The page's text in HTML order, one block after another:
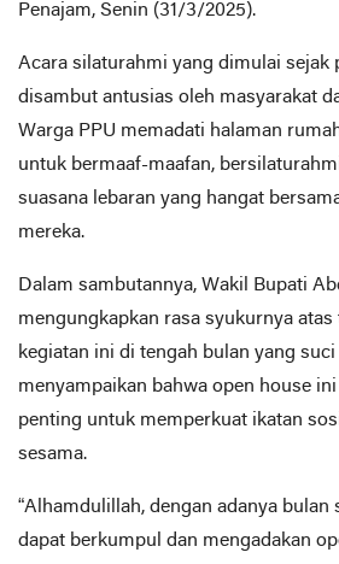
Penajam, Senin (31/3/2025).
Acara silaturahmi yang dimulai sejak
disambut antusias oleh masyarakat
Warga PPU memadati halaman
untuk bermaaf-maafan,
suasana lebaran yang hangat
mereka.
Dalam sambutannya, Wakil Bupati
mengungkapkan rasa syukurnya
kegiatan ini di tengah bulan yang
menyampaikan bahwa open house
penting untuk memperkuat ikatan
sesama.
“Alhamdulillah, dengan adanya bulan
dapat berkumpul dan mengadakan